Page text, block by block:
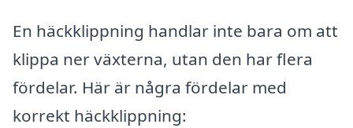
En häckklippning handlar inte bara om att
klippa ner växterna, utan den har flera
fördelar. Här är några fördelar med
korrekt häckklippning: